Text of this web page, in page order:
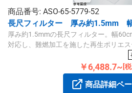
商品番号: ASO-65-5779-52
長尺フィルター 厚み約1.5mm
厚み約1.5mmの長尺フィルター。幅
対応し、難燃加工を施した再生ポリエ
済的な換気口・給気口フィルターです。
￥6,488.7~ [
商品詳細ペ